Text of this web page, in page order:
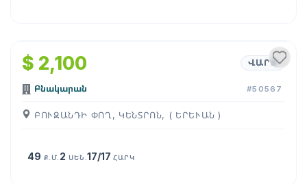
$ 2,100 ՎԱՐՁ
Բնակարան #50567
ԲՈՒԶԱՆԴԻ ՓՈՂ, ԿԵՆՏՐՈՆ, ( ԵՐԵՒԱՆ )
49 Ք.Մ. 2 ՍԵՆ.17/17ՀԱՐԿ